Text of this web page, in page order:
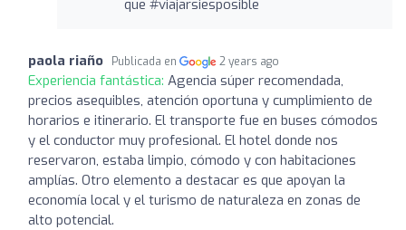
que #viajarsiesposible
paola riaño Publicada en 2 years ago
Experiencia fantástica: Agencia súper recomendada,
precios asequibles, atención oportuna y cumplimiento de
horarios e itinerario. El transporte fue en buses cómodos
y el conductor muy profesional. El hotel donde nos
reservaron, estaba limpio, cómodo y con habitaciones
amplías. Otro elemento a destacar es que apoyan la
economía local y el turismo de naturaleza en zonas de
alto potencial.